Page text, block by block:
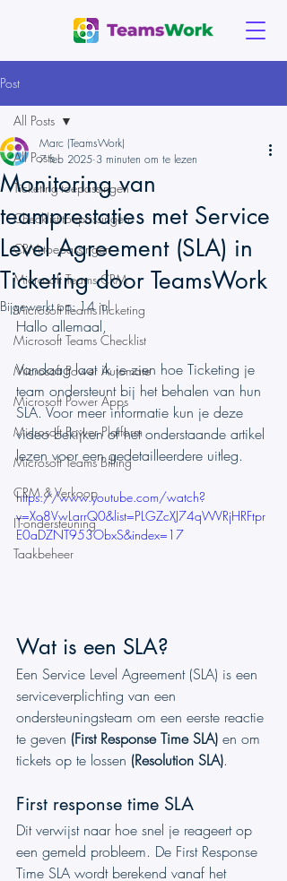
Post
All Posts
Ticketing-toepassingen
Checklist-toepassingen
CRM-toepassingen
Microsoft Teams CRM
Microsoft Teams Ticketing
Microsoft Teams Checklist
Microsoft Power Automate
Microsoft Power Apps
Microsoft Power Platform
Microsoft Teams Billing
CRM & Verkoop
IT-ondersteuning
Taakbeheer
All Posts
Monitoring van
teamprestaties met Service
Level Agreement (SLA) in
Ticketing door TeamsWork
Marc (TeamsWork)
7 feb 2025 3 minuten om te lezen
Bijgewerkt op:14 jul
Hallo allemaal,
Vandaag laat ik je zien hoe Ticketing je
team ondersteunt bij het behalen van hun
SLA. Voor meer informatie kun je deze
video bekijken of het onderstaande artikel
lezen voor een gedetailleerdere uitleg.
https://www.youtube.com/watch?
v=Xo8VwLarrQ0&list=PLGZcXJ74qWVRjHRFtpr
E0aDZNT953ObxS&index=17
Wat is een SLA?
Een Service Level Agreement (SLA) is een
serviceverplichting van een
ondersteuningsteam om een eerste reactie
te geven (First Response Time SLA) en om
tickets op te lossen (Resolution SLA).
First response time SLA
Dit verwijst naar hoe snel je reageert op
een gemeld probleem. De First Response
Time SLA wordt berekend vanaf het